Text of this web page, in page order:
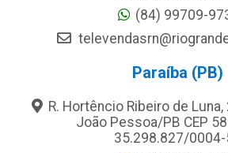
(84) 99709-
Paraíba (PB)
R. Hortêncio Ribeiro de Luna,
João Pessoa/PB CEP
35.298.827/0004-